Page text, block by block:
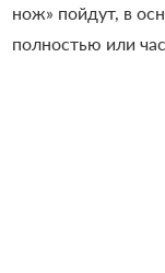
нож» пойдут, в
полностью или